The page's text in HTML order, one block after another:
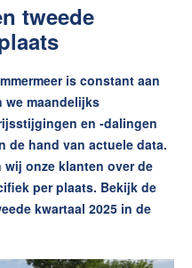
energielabels per 1
tweede
is constant aan
we maandelijks
en -dalingen
de hand van actuele data.
wij onze klanten over de
per plaats. Bekijk de
kwartaal 2025 in de